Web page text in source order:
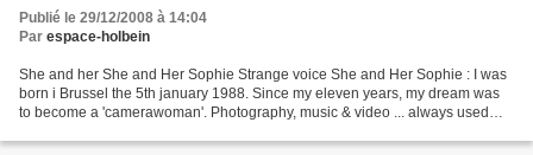
Publié le 29/12/2008 à 14:04
Par espace-holbein
She and her She and Her Sophie Strange voice She and Her Sophie : I was
born i Brussel the 5th january 1988. Since my eleven years, my dream was
to become a 'camerawoman'. Photography, music & video ... always used